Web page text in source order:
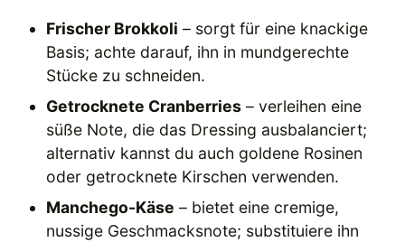
Frischer Brokkoli – sorgt für eine knackige
Basis; achte darauf, ihn in mundgerechte
Stücke zu schneiden.
Getrocknete Cranberries – verleihen eine
süße Note, die das Dressing ausbalanciert;
alternativ kannst du auch goldene Rosinen
oder getrocknete Kirschen verwenden.
Manchego-Käse – bietet eine cremige,
nussige Geschmacksnote; substituiere ihn